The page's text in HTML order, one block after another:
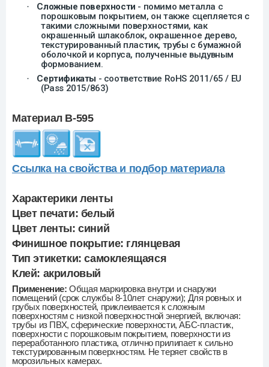
· Сложные поверхности - помимо металла с
порошковым покрытием, он также сцепляется с
такими сложными поверхностями, как
окрашенный шлакоблок, окрашенное дерево,
текстурированный пластик, трубы с бумажной
оболочкой и корпуса, полученные выдувным
формованием.
· Сертификаты - соответствие RoHS 2011/65 / EU
(Pass 2015/863)
Материал B-595
Ссылка на свойства и подбор материала
Характерики ленты
Цвет печати: белый
Цвет ленты: синий
Финишное покрытие: глянцевая
Тип этикетки: самоклеящаяся
Клей: акриловый
Применение:Общая маркировка внутри и снаружи
помещений (срок службы 8-10лет снаружи); Для ровных и
грубых поверхностей, приклеивается к сложным
поверхностям с низкой поверхностной энергией, включая:
трубы из ПВХ, сферические поверхности, АБС-пластик,
поверхности с порошковым покрытием, поверхности из
переработанного пластика, отлично прилипает к сильно
текстурированным поверхностям. Не теряет свойств в
морозильных камерах.